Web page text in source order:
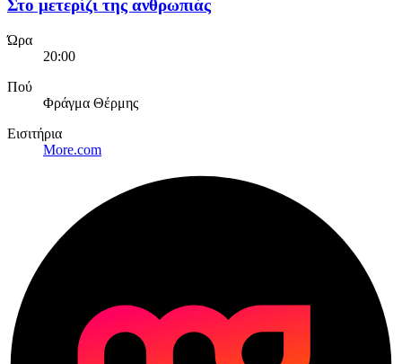
Στο μετερίζι της ανθρωπιάς
Ώρα
20:00
Πού
Φράγμα Θέρμης
Εισιτήρια
More.com